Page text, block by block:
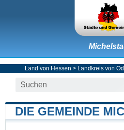
Land von Hessen > Landkreis von
DIE GEMEINDE